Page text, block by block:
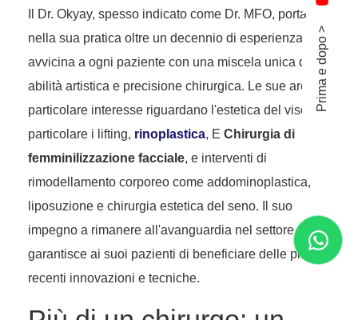
Il Dr. Okyay, spesso indicato come Dr. MFO, porta
nella sua pratica oltre un decennio di esperienza. Si
avvicina a ogni paziente con una miscela unica di
abilità artistica e precisione chirurgica. Le sue aree di
particolare interesse riguardano l'estetica del viso, in
particolare i lifting, rinoplastica, E Chirurgia di
femminilizzazione facciale, e interventi di
rimodellamento corporeo come addominoplastica,
liposuzione e chirurgia estetica del seno. Il suo
impegno a rimanere all'avanguardia nel settore
garantisce ai suoi pazienti di beneficiare delle più
recenti innovazioni e tecniche.
Prima e dopo >